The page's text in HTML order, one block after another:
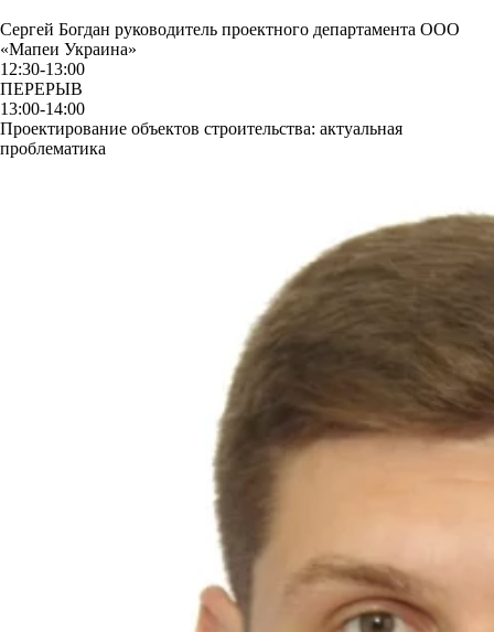
Сергей Богдан руководитель проектного департамента ООО
«Мапеи Украина»
12:30-13:00
ПЕРЕРЫВ
13:00-14:00
Проектирование объектов строительства: актуальная
проблематика